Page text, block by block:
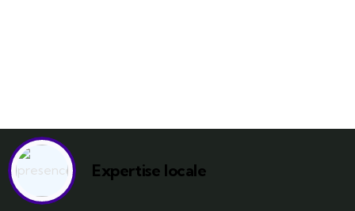
Expertise locale